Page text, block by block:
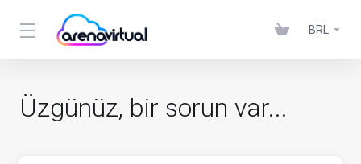
BRL
Üzgünüz, bir sorun var...